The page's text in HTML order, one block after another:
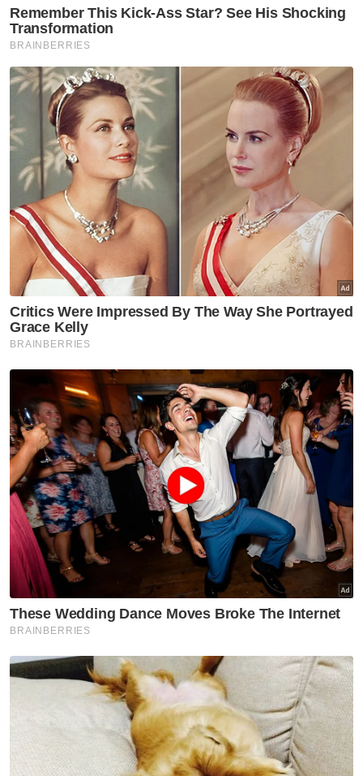
dalam sukan berprestasi tinggi untuk menjadi
pakar satu hari nanti sekali gus
mengurangkan kebergantungan kepada
pakar luar.
“Kita perlu membuka ruang seluas-luasnya
kepada jurulatih tempatan misalnya untuk
menjadi pakar dalam sukan bola sepak dan
belajar semua konsep permainan seperti di
Eropah dan sebagainya.
“Kita tak nak apabila jurulatih atau pakar luar
ini sudah habis khidmatnya di negara kita,
maka kita akan prestasi kita merudum,
kembali menjadi 'zero' susulan tiada pakar
tempatan untuk memacu sukan bola sepak
atau juga sukan lain,” katanya.
Muat turun aplikasi Sinar Harian.Klik di sini!
Malaysia
Pakar
Bola Sepak
Fam
Robert Douglas Friend